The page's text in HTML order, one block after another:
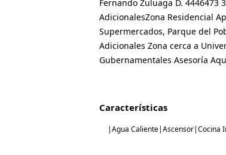
Fernando Zuluaga D. 4446473
AdicionalesZona Residencial
Supermercados, Parque del
Adicionales Zona cerca a
Gubernamentales Asesoría
Características
|Agua Caliente|Ascensor|Cocina